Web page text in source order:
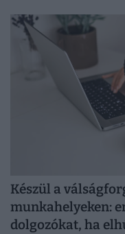
Készül a
munkahelyeken:
dolgozókat, ha